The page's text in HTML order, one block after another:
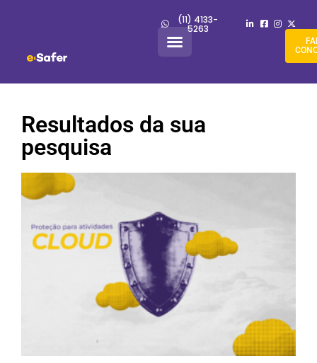
(11) 4133-
5263
Resultados da sua
pesquisa